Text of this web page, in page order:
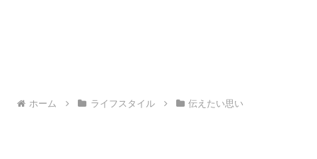
ホーム ライフスタイル 伝えたい思い